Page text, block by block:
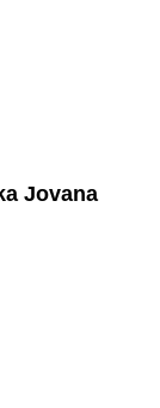
Jovana